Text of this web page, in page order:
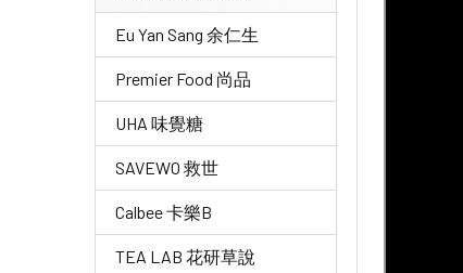
Eu Yan Sang 余仁生
Premier Food 尚品
UHA 味覺糖
SAVEWO 救世
Calbee 卡樂B
TEA LAB 花研草說